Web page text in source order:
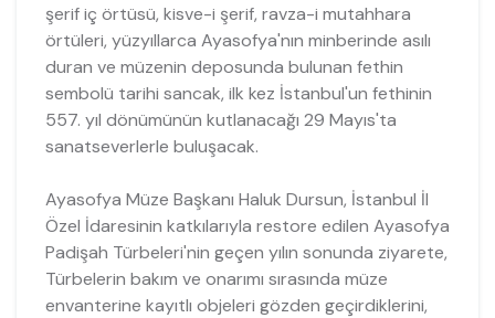
şerif iç örtüsü, kisve-i şerif, ravza-i mutahhara
örtüleri, yüzyıllarca Ayasofya'nın minberinde asılı
duran ve müzenin deposunda bulunan fethin
sembolü tarihi sancak, ilk kez İstanbul'un fethinin
557. yıl dönümünün kutlanacağı 29 Mayıs'ta
sanatseverlerle buluşacak.
Ayasofya Müze Başkanı Haluk Dursun, İstanbul İl
Özel İdaresinin katkılarıyla restore edilen Ayasofya
Padişah Türbeleri'nin geçen yılın sonunda ziyarete,
Türbelerin bakım ve onarımı sırasında müze
envanterine kayıtlı objeleri gözden geçirdiklerini,